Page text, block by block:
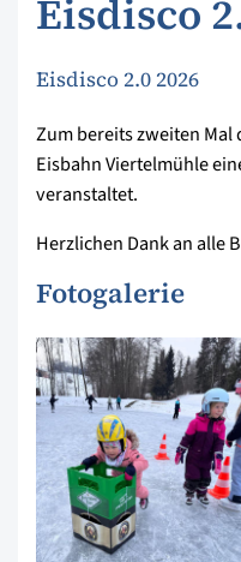
Eisdisco
Eisdisco 2.0 2026
Zum bereits zweiten
Eisbahn Viertelmühle
veranstaltet.
Herzlichen Dank an alle
Fotogalerie